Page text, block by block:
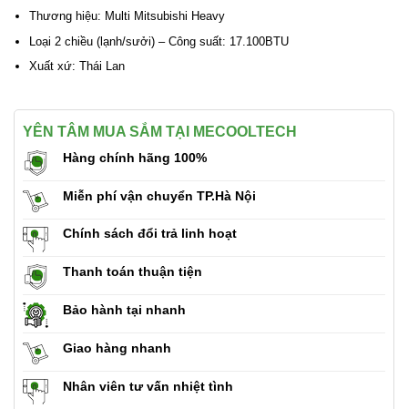
Thương hiệu: Multi Mitsubishi Heavy
Loại 2 chiều (lạnh/sưởi) – Công suất: 17.100BTU
Xuất xứ: Thái Lan
YÊN TÂM MUA SẮM TẠI MECOOLTECH
Hàng chính hãng 100%
Miễn phí vận chuyển TP.Hà Nội
Chính sách đổi trả linh hoạt
Thanh toán thuận tiện
Bảo hành tại nhanh
Giao hàng nhanh
Nhân viên tư vấn nhiệt tình